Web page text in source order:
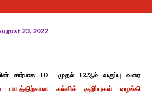
23, 2022
சார்பாக 10 முதல் 12ஆம் வகுப்பு வரை
பாடத்திற்கான கல்விக் குறிப்புகள் வழங்கி